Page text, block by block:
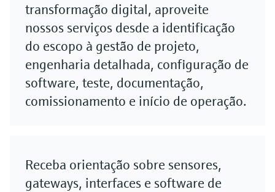
transformação digital, aproveite
nossos serviços desde a identificação
do escopo à gestão de projeto,
engenharia detalhada, configuração de
software, teste, documentação,
comissionamento e início de operação.
Receba orientação sobre sensores,
gateways, interfaces e software de